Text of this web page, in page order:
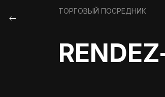
ТОРГОВЫЙ ПОСРЕДНИК